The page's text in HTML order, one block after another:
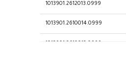
1013901.2612013.0999
1013901.2610014.0999